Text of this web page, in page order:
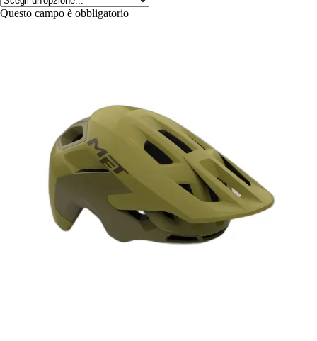
Questo campo è obbligatorio